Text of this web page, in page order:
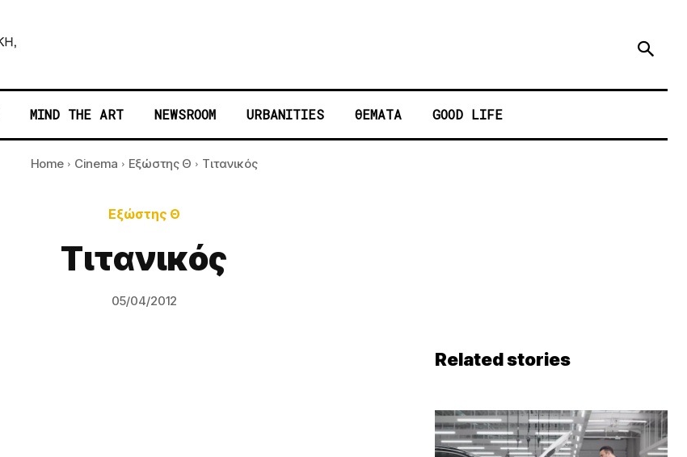
MIND THE ART NEWSROOM URBANITIES ΘΕΜΑΤΑ GOOD LIFE
Home Cinema Εξώστης Θ Τιτανικός
Εξώστης Θ
Τιτανικός
05/04/2012
Related stories